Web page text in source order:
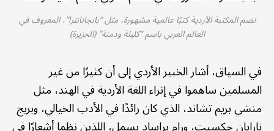
تضم المكتبة الأردية كتبًا عالمية مشهورة، مثل “بانجاتانترا”، المعروف في
العالم العربي باسم “كليلة ودمنة” (الجزيرة)
في السياق، أشار الخبير الأردي إلى أن كثيرًا من غير
المسلمين ساهموا في إثراء اللغة الأردية في الهند، مثل
منشي بريم تشاند، الذي كان رائدًا في الأدب الخيالي، وبريج